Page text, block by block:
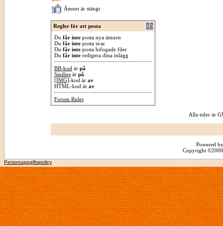
Ämnet är stängt
Regler för att posta
Du får inteposta nya ämnen
Du får inteposta svar
Du får inteposta bifogade filer
Du får interedigera dina inlägg
BB-kod är på
Smiliesär på
[IMG]-kod är av
HTML-kod är av
Forum Rules
Alla tider är
Powered
Copyright
Personuppgiftspolicy